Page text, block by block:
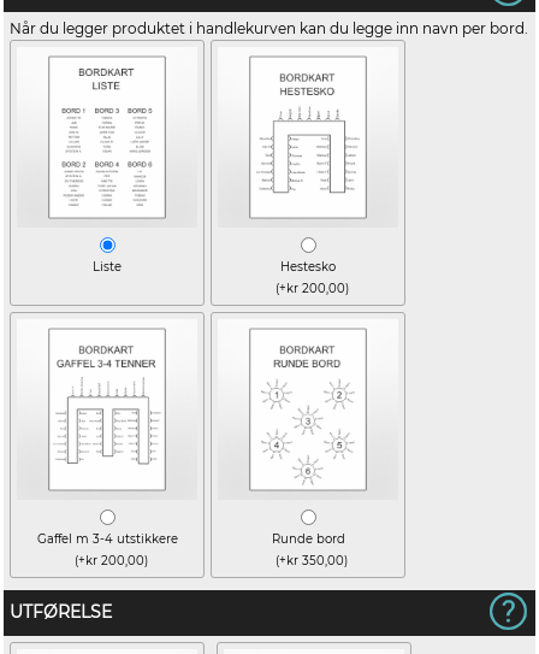
Når du legger produktet i handlekurven kan du legge inn navn per bord.
Liste
Hestesko
(+kr 200,00)
Gaffel m 3-4 utstikkere
(+kr 200,00)
Runde bord
(+kr 350,00)
UTFØRELSE